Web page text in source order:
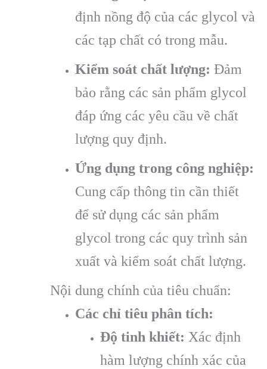
định nồng độ của các glycol và
các tạp chất có trong mẫu.
Kiểm soát chất lượng: Đảm
bảo rằng các sản phẩm glycol
đáp ứng các yêu cầu về chất
lượng quy định.
Ứng dụng trong công nghiệp:
Cung cấp thông tin cần thiết
để sử dụng các sản phẩm
glycol trong các quy trình sản
xuất và kiểm soát chất lượng.
Nội dung chính của tiêu chuẩn:
Các chỉ tiêu phân tích:
Độ tinh khiết: Xác định
hàm lượng chính xác của